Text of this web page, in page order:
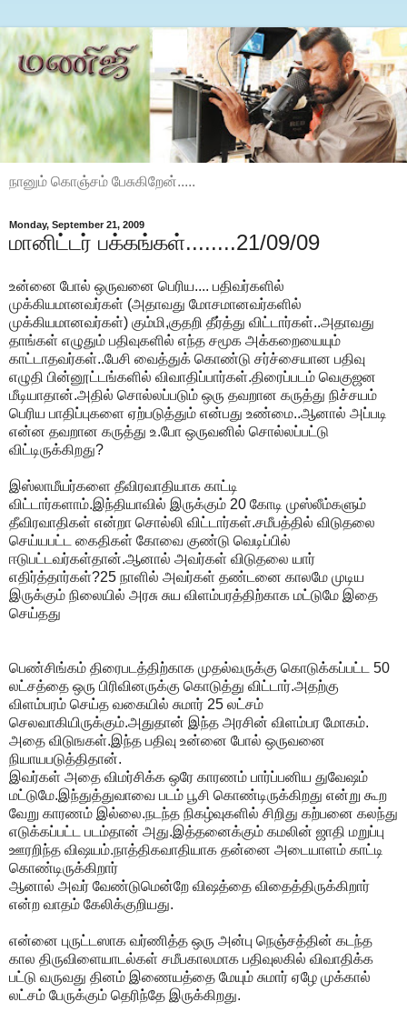
நானும் கொஞ்சம் பேசுகிறேன்.....
Monday, September 21, 2009
மானிட்டர் பக்கங்கள்........21/09/09
உன்னை போல் ஒருவனை பெரிய.... பதிவர்களில்
முக்கியமானவர்கள் (அதாவது மோசமானவர்களில்
முக்கியமானவர்கள்) கும்மி,குதறி தீர்த்து விட்டார்கள்..அதாவது
தாங்கள் எழுதும் பதிவுகளில் எந்த சமூக அக்கறையையும்
காட்டாதவர்கள்..பேசி வைத்துக் கொண்டு சர்ச்சையான பதிவு
எழுதி பின்னூட்டங்களில் விவாதிப்பார்கள்.திரைப்படம் வெகுஜன
மீடியாதான்.அதில் சொல்லப்படும் ஒரு தவறான கருத்து நிச்சயம்
பெரிய பாதிப்புகளை ஏற்படுத்தும் என்பது உண்மை..ஆனால் அப்படி
என்ன தவறான கருத்து உ.போ ஒருவனில் சொல்லப்பட்டு
விட்டிருக்கிறது?
இஸ்லாமீயர்களை தீவிரவாதியாக காட்டி
விட்டார்களாம்.இந்தியாவில் இருக்கும் 20 கோடி முஸ்லீம்களும்
தீவிரவாதிகள் என்றா சொல்லி விட்டார்கள்.சமீபத்தில் விடுதலை
செய்யபட்ட கைதிகள் கோவை குண்டு வெடிப்பில்
ஈடுபட்டவர்கள்தான்.ஆனால் அவர்கள் விடுதலை யார்
எதிர்த்தார்கள்?25 நாளில் அவர்கள் தண்டனை காலமே முடிய
இருக்கும் நிலையில் அரசு சுய விளம்பரத்திற்காக மட்டுமே இதை
செய்தது
பெண்சிங்கம் திரைபடத்திற்காக முதல்வருக்கு கொடுக்கப்பட்ட 50
லட்சத்தை ஒரு பிரிவினருக்கு கொடுத்து விட்டார்.அதற்கு
விளம்பரம் செய்த வகையில் சுமார் 25 லட்சம்
செலவாகியிருக்கும்.அதுதான் இந்த அரசின் விளம்பர மோகம்.
அதை விடுஙகள்.இந்த பதிவு உன்னை போல் ஒருவனை
நியாயபடுத்திதான்.
இவர்கள் அதை விமர்சிக்க ஒரே காரணம் பார்ப்பனிய துவேஷம்
மட்டுமே.இந்துத்துவாவை படம் பூசி கொண்டிருக்கிறது என்று கூற
வேறு காரணம் இல்லை.நடந்த நிகழ்வுகளில் சிறிது கற்பனை கலந்து
எடுக்கப்பட்ட படம்தான் அது.இத்தனைக்கும் கமலின் ஜாதி மறுப்பு
ஊரறிந்த விஷயம்.நாத்திகவாதியாக தன்னை அடையாளம் காட்டி
கொண்டிருக்கிறார்
ஆனால் அவர் வேண்டுமென்றே விஷத்தை விதைத்திருக்கிறார்
என்ற வாதம் கேலிக்குறியது.
என்னை புருட்டஸாக வர்ணித்த ஒரு அன்பு நெஞ்சத்தின் கடந்த
கால திருவிளையாடல்கள் சமீபகாலமாக பதிவுலகில் விவாதிக்க
பட்டு வருவது தினம் இணையத்தை மேயும் சுமார் ஏழே முக்கால்
லட்சம் பேருக்கும் தெரிந்தே இருக்கிறது.